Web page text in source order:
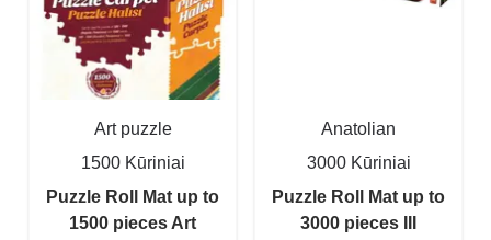
Art puzzle
1500 Kūriniai
Puzzle Roll Mat up to
1500 pieces Art
Anatolian
3000 Kūriniai
Puzzle Roll Mat up to
3000 pieces III